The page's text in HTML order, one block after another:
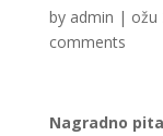
by admin | ožu
comments
Nagradno